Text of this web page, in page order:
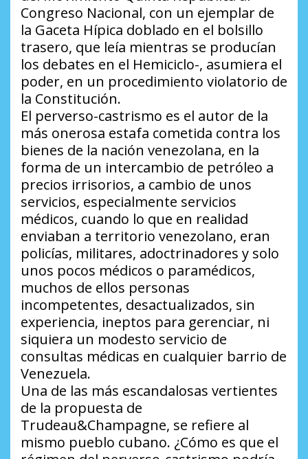
Congreso Nacional, con un ejemplar de
la Gaceta Hípica doblado en el bolsillo
trasero, que leía mientras se producían
los debates en el Hemiciclo-, asumiera el
poder, en un procedimiento violatorio de
la Constitución.
El perverso-castrismo es el autor de la
más onerosa estafa cometida contra los
bienes de la nación venezolana, en la
forma de un intercambio de petróleo a
precios irrisorios, a cambio de unos
servicios, especialmente servicios
médicos, cuando lo que en realidad
enviaban a territorio venezolano, eran
policías, militares, adoctrinadores y solo
unos pocos médicos o paramédicos,
muchos de ellos personas
incompetentes, desactualizados, sin
experiencia, ineptos para gerenciar, ni
siquiera un modesto servicio de
consultas médicas en cualquier barrio de
Venezuela.
Una de las más escandalosas vertientes
de la propuesta de
Trudeau&Champagne, se refiere al
mismo pueblo cubano. ¿Cómo es que el